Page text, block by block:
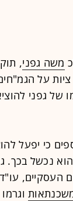
משה גפני,
על
של גפני
כי יפעל
נכשל בכך.
העסקיים,